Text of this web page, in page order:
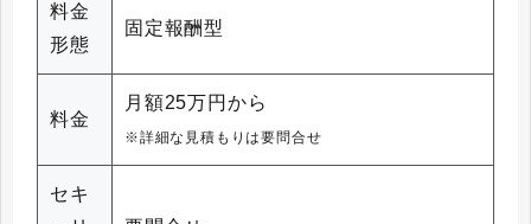
料金
形態
固定報酬型
料金
月額25万円から
※詳細な見積もりは要問合せ
セキ